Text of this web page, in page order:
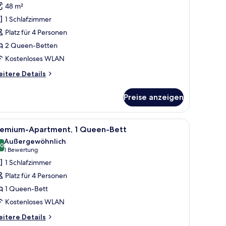
Bewertung)
48 m²
1 Schlafzimmer
Platz für 4 Personen
2 Queen-Betten
Kostenloses WLAN
Details
Preise anzeigen
und einem Vorhangfenster.
Bett, einem Flachbildfernseher an der Wand und einem Nachttisch
Ein modernes Schlafzimmer mit Holzboden,
14 Apartment, 1 Queen-Bett
von 10
Außergewöhnlich
1 Bewertung
(1
Bewertung)
1 Schlafzimmer
Platz für 4 Personen
1 Queen-Bett
Kostenloses WLAN
Details